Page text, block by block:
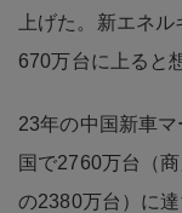
上げた。新エネ
670万台に上ると
23年の中国新車
国で2760万台（
の2380万台）に